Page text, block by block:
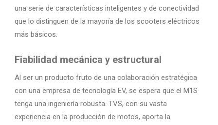
una serie de características inteligentes y de conectividad
que lo distinguen de la mayoría de los scooters eléctricos
más básicos.
Fiabilidad mecánica y estructural
Al ser un producto fruto de una colaboración estratégica
con una empresa de tecnología EV, se espera que el M1S
tenga una ingeniería robusta. TVS, con su vasta
experiencia en la producción de motos, aporta la